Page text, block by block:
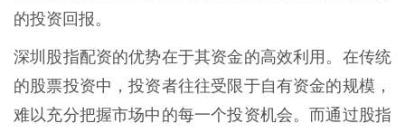
的投资回报。
深圳股指配资的优势在于其资金的高效利用。在传统
的股票投资中，投资者往往受限于自有资金的规模，
难以充分把握市场中的每一个投资机会。而通过股指